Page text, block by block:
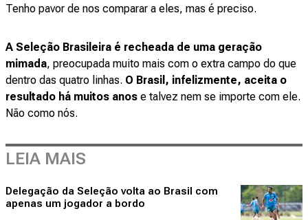
Tenho pavor de nos comparar a eles, mas é preciso.
A Seleção Brasileira é recheada de uma geração
mimada, preocupada muito mais com o extra campo do que
dentro das quatro linhas. O Brasil, infelizmente, aceita o
resultado há muitos anos e talvez nem se importe com ele.
Não como nós.
LEIA MAIS
Delegação da Seleção volta ao Brasil com
apenas um jogador a bordo